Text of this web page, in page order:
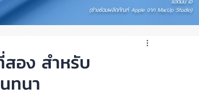
(ช่างซ่อมผลิตภัณฑ์ Apple จาก MacUp Studio)
อง สำหรับ
ทนา